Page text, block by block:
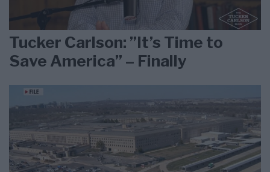
Tucker Carlson: ”It’s Time to
Save America” – Finally